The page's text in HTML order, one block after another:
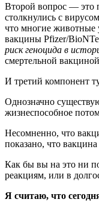
Второй вопрос — это
столкнулись с
что многие животные
вакцины Pfizer/
риск геноцида в
смертельной
И третий компонент
Однозначно
жизнеспособное
Несомненно, что
показано, что
Как бы вы на это ни
реакциям, или в
Я считаю, что